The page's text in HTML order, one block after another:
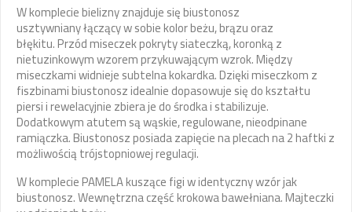
W komplecie bielizny znajduje się biustonosz
usztywniany łączący w sobie kolor beżu, brązu oraz
błękitu. Przód miseczek pokryty siateczką, koronką z
nietuzinkowym wzorem przykuwającym wzrok. Między
miseczkami widnieje subtelna kokardka. Dzięki miseczkom z
fiszbinami biustonosz idealnie dopasowuje się do kształtu
piersi i rewelacyjnie zbiera je do środka i stabilizuje.
Dodatkowym atutem są wąskie, regulowane, nieodpinane
ramiączka. Biustonosz posiada zapięcie na plecach na 2 haftki z
możliwością trójstopniowej regulacji.
W komplecie PAMELA kuszące figi w identyczny wzór jak
biustonosz. Wewnętrzna część krokowa bawełniana. Majteczki